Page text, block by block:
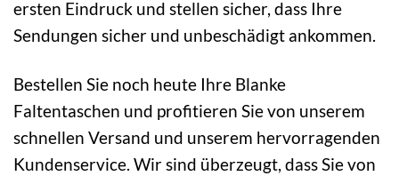
ersten Eindruck und stellen sicher, dass Ihre
Sendungen sicher und unbeschädigt ankommen.
Bestellen Sie noch heute Ihre Blanke
Faltentaschen und profitieren Sie von unserem
schnellen Versand und unserem hervorragenden
Kundenservice. Wir sind überzeugt, dass Sie von